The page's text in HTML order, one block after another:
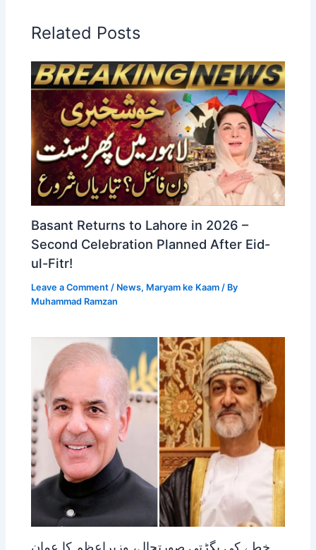
Related Posts
Basant Returns to Lahore in 2026 –
Second Celebration Planned After Eid-
ul-Fitr!
Leave a Comment / News, Maryam ke Kaam / By
Muhammad Ramzan
خطے کی بگڑتی صورتحال، وزیراعظم کا عمان